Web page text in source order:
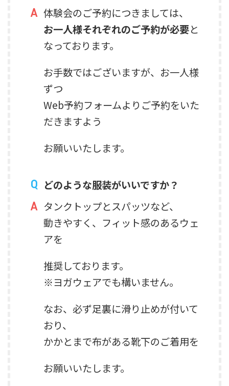
体験会のご予約につきましては、
お一人様それぞれのご予約が必要と
なっております。
お手数ではございますが、お一人様
ずつ
Web予約フォームよりご予約をいた
だきますよう
お願いいたします。
どのような服装がいいですか？
タンクトップとスパッツなど、
動きやすく、フィット感のあるウェ
アを
推奨しております。
※ヨガウェアでも構いません。
なお、必ず足裏に滑り止めが付いて
おり、
かかとまで布がある靴下のご着用を
お願いいたします。